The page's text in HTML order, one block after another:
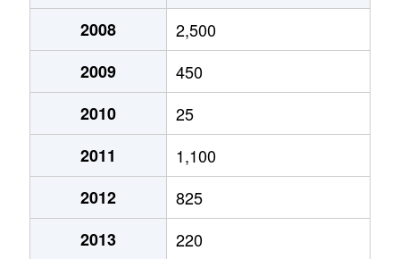
2008
2,500
2009
450
2010
25
2011
1,100
2012
825
2013
220